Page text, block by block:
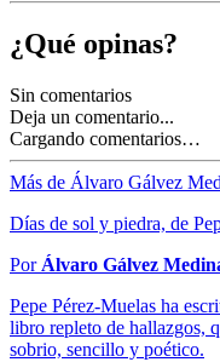
¿Qué opinas?
Sin comentarios
Deja un comentario...
Cargando comentarios…
Más de Álvaro Gálvez
Días de sol y piedra, de
Por Álvaro Gálvez
Pepe Pérez-Muelas ha
libro repleto de hallazgos,
sobrio, sencillo y poético.